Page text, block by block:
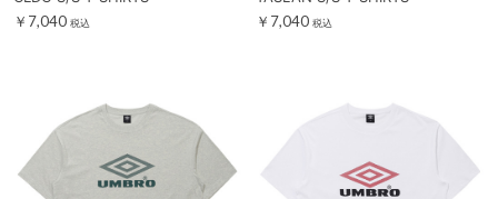
￥7,040 税込
￥7,040 税込